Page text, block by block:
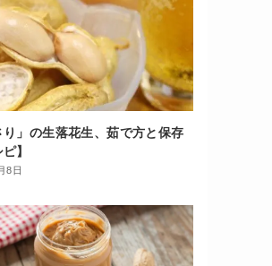
り」の生落花生、茹で方と保存
】
8日